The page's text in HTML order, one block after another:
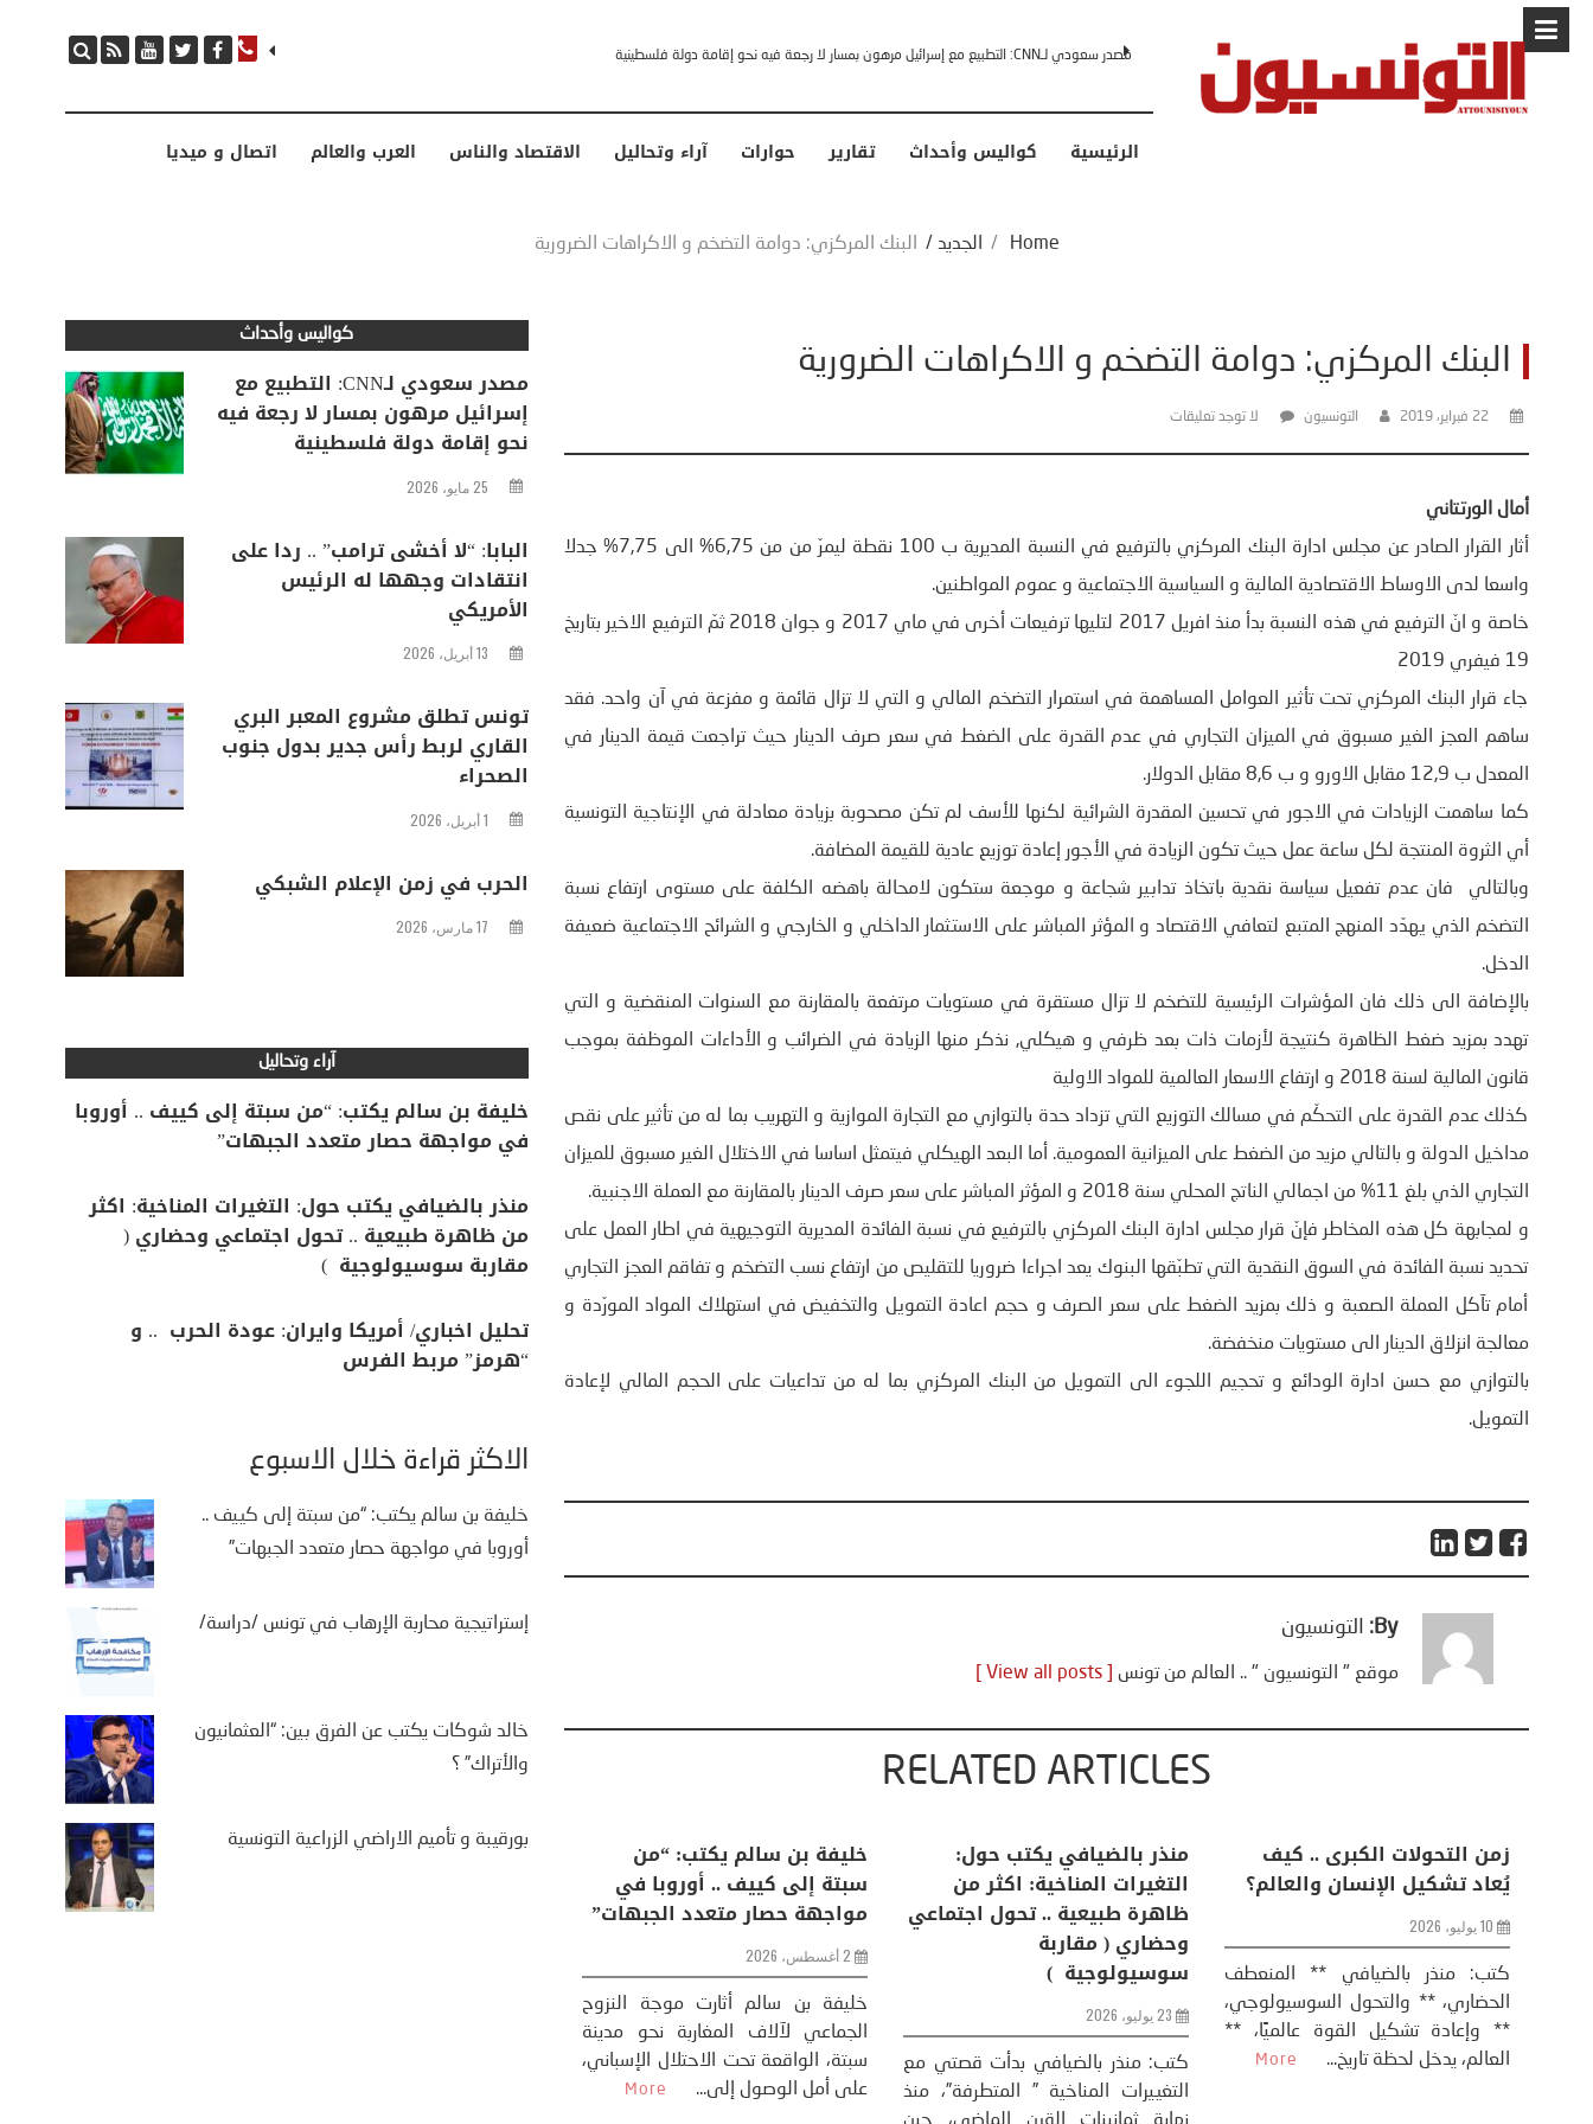
مصدر سعودي لـCNN: التطبيع مع إسرائيل مرهون بمسار لا رجعة فيه نحو إقامة دولة فلسطينية البابا: “لا أخشى ترامب” .. ردا على انتقادات وجهها له الرئيس الأمريكي
الرئيسية كواليس وأحداث تقارير حوارات آراء وتحاليل الاقتصاد والناس العرب والعالم اتصال و ميديا
Home
/ الجديد / البنك المركزي: دوامة التضخم و الاكراهات الضرورية
البنك المركزي: دوامة التضخم و الاكراهات الضرورية
22 فبراير، 2019 التونسيون لا توجد تعليقات
أمال الورتتاني
أثار القرار الصادر عن مجلس ادارة البنك المركزي بالترفيع في النسبة المديرية ب 100 نقطة ليمرّ من من 6,75% الى 7,75% جدلا
واسعا لدى الاوساط الاقتصادية المالية و السياسية الاجتماعية و عموم المواطنين.
خاصة و انّ الترفيع في هذه النسبة بدأ منذ افريل 2017 لتليها ترفيعات أخرى في ماي 2017 و جوان 2018 ثمّ الترفيع الاخير بتاريخ
19 فيفري 2019
جاء قرار البنك المركزي تحت تأثير العوامل المساهمة في استمرار التضخم المالي و التي لا تزال قائمة و مفزعة في آن واحد. فقد
ساهم العجز الغير مسبوق في الميزان التجاري في عدم القدرة على الضغط في سعر صرف الدينار حيث تراجعت قيمة الدينار في
المعدل ب 12,9 مقابل الاورو و ب 8,6 مقابل الدولار.
كما ساهمت الزيادات في الاجور في تحسين المقدرة الشرائية لكنها للأسف لم تكن مصحوبة بزيادة معادلة في الإنتاجية التونسية
أي الثروة المنتجة لكل ساعة عمل حيث تكون الزيادة في الأجور إعادة توزيع عادية للقيمة المضافة.
وبالتالي فان عدم تفعيل سياسة نقدية باتخاذ تدابير شجاعة و موجعة ستكون لامحالة باهضه الكلفة على مستوى ارتفاع نسبة
التضخم الذي يهدّد المنهج المتبع لتعافي الاقتصاد و المؤثر المباشر على الاستثمار الداخلي و الخارجي و الشرائح الاجتماعية ضعيفة
الدخل.
بالإضافة الى ذلك فان المؤشرات الرئيسية للتضخم لا تزال مستقرة في مستويات مرتفعة بالمقارنة مع السنوات المنقضية و التي
تهدد بمزيد ضغط الظاهرة كنتيجة لأزمات ذات بعد ظرفي و هيكلي, نذكر منها الزيادة في الضرائب و الأداءات الموظفة بموجب
قانون المالية لسنة 2018 و ارتفاع الاسعار العالمية للمواد الاولية
كذلك عدم القدرة على التحكّم في مسالك التوزيع التي تزداد حدة بالتوازي مع التجارة الموازية و التهريب بما له من تأثير على نقص
مداخيل الدولة و بالتالي مزيد من الضغط على الميزانية العمومية. أما البعد الهيكلي فيتمثل اساسا في الاختلال الغير مسبوق للميزان
التجاري الذي بلغ 11% من اجمالي الناتج المحلي سنة 2018 و المؤثر المباشر على سعر صرف الدينار بالمقارنة مع العملة الاجنبية.
و لمجابهة كل هذه المخاطر فإنّ قرار مجلس ادارة البنك المركزي بالترفيع في نسبة الفائدة المديرية التوجيهية في اطار العمل على
تحديد نسبة الفائدة في السوق النقدية التي تطبّقها البنوك يعد اجراءا ضروريا للتقليص من ارتفاع نسب التضخم و تفاقم العجز التجاري
أمام تآكل العملة الصعبة و ذلك بمزيد الضغط على سعر الصرف و حجم اعادة التمويل والتخفيض في استهلاك المواد المورّدة و
معالجة انزلاق الدينار الى مستويات منخفضة.
بالتوازي مع حسن ادارة الودائع و تحجيم اللجوء الى التمويل من البنك المركزي بما له من تداعيات على الحجم المالي لإعادة
التمويل.
By: التونسيون
موقع " التونسيون " .. العالم من تونس [ View all posts ]
RELATED ARTICLES
خليفة بن سالم يكتب: “من
منذر بالضيافي يكتب حول:
التغيرات المناخية: اكثر من
ظاهرة طبيعية .. تحول اجتماعي
وحضاري ( مقاربة
سوسيولوجية )
23 يوليو، 2026
كتب: منذر بالضيافي بدأت قصتي مع
التغييرات المناخية ” المتطرفة”، منذ
زمن التحولات الكبرى .. كيف
يُعاد تشكيل الإنسان والعالم؟
10 يوليو، 2026
كتب: منذر بالضيافي ** المنعطف
الحضاري، ** والتحول السوسيولوجي،
** وإعادة تشكيل القوة عالميًا، **
العالم، يدخل لحظة تاريخ...
More
تحليل اخباري/ أمريكا وايران:
عودة الحرب .. و “هرمز” مربط
الفرس
8 يوليو، 2026
تحليل – منذر بالضيافي عاد الرئيس
الأمريكي دونالد ترامب إلى قصف
ايران، وذلك ردا على ما اعتبره الرئيس
كواليس وأحداث
مصدر سعودي لـCNN: التطبيع مع
إسرائيل مرهون بمسار لا رجعة فيه
نحو إقامة دولة فلسطينية
25 مايو، 2026
البابا: “لا أخشى ترامب” .. ردا على
انتقادات وجهها له الرئيس
الأمريكي
13 أبريل، 2026
تونس تطلق مشروع المعبر البري
القاري لربط رأس جدير بدول جنوب
الصحراء
1 أبريل، 2026
الحرب في زمن الإعلام الشبكي
17 مارس، 2026
آراء وتحاليل
خليفة بن سالم يكتب: “من سبتة إلى كييف .. أوروبا
في مواجهة حصار متعدد الجبهات”
منذر بالضيافي يكتب حول: التغيرات المناخية: اكثر
من ظاهرة طبيعية .. تحول اجتماعي وحضاري (
مقاربة سوسيولوجية )
تحليل اخباري/ أمريكا وايران: عودة الحرب .. و
“هرمز” مربط الفرس
الأكثر قراءة خلال الأسبوع
خليفة بن سالم يكتب: “من سبتة إلى كييف ..
أوروبا في مواجهة حصار متعدد الجبهات”
إستراتيجية محاربة الإرهاب في تونس /دراسة/
خالد شوكات يكتب عن الفرق بين: “العثمانيون
والأتراك” ؟
بورقيبة و تأميم الاراضي الزراعية التونسية